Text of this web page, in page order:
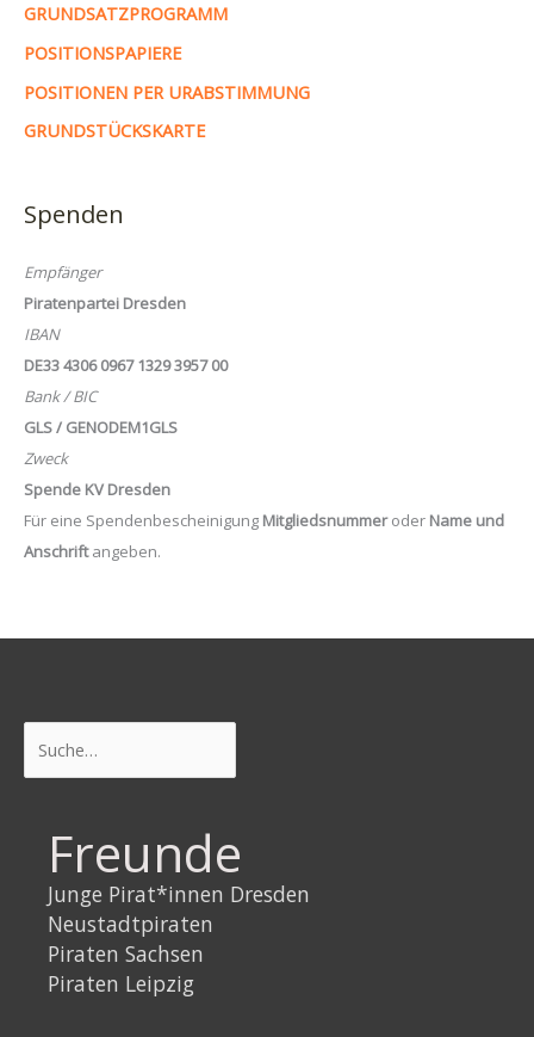
GRUNDSATZPROGRAMM
POSITIONSPAPIERE
POSITIONEN PER URABSTIMMUNG
GRUNDSTÜCKSKARTE
Spenden
Empfänger
Piratenpartei Dresden
IBAN
DE33 4306 0967 1329 3957 00
Bank / BIC
GLS / GENODEM1GLS
Zweck
Spende KV Dresden
Für eine Spendenbescheinigung Mitgliedsnummeroder Name und
Anschriftangeben.
Freunde
Junge Pirat*innen Dresden
Neustadtpiraten
Piraten Sachsen
Piraten Leipzig